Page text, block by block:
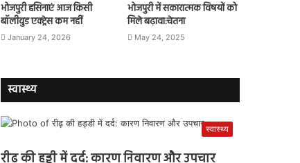
भोजपुरी हसिनाएं आज किसी
बॉलीवुड एक्ट्रेस कम नहीं
January 24, 2026
भोजपुरी में सकारात्मक विषयों को
मिले बढ़ावा:चेतना
May 24, 2025
स्वास्थ्य
स्वास्थ्य